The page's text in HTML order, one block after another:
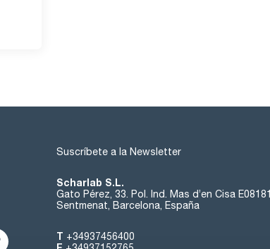
Suscríbete a la Newsletter
Scharlab S.L.
Gato Pérez, 33. Pol. Ind. Mas d’en Cisa E08181
Sentmenat, Barcelona, España
T +34937456400